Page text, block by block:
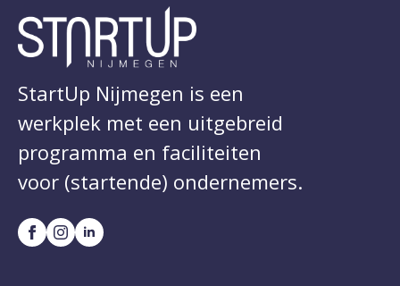
StartUp Nijmegen is een
werkplek met een uitgebreid
programma en faciliteiten
voor (startende) ondernemers.